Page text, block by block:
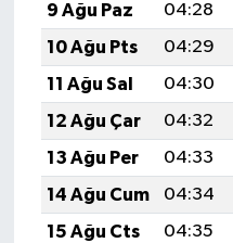
9 Ağu Paz
04:28
10 Ağu Pts
04:29
11 Ağu Sal
04:30
12 Ağu Çar
04:32
13 Ağu Per
04:33
14 Ağu Cum
04:34
15 Ağu Cts
04:35